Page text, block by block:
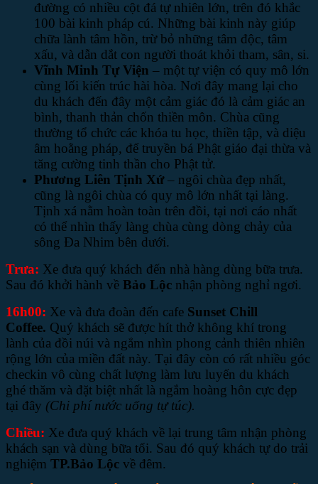
đường có nhiều cột đá tự nhiên lớn, trên đó khắc
100 bài kinh pháp cú. Những bài kinh này giúp
chữa lành tâm hồn, trừ bỏ những tâm độc, tâm
xấu, và dẫn dắt con người thoát khỏi tham, sân, si.
Vĩnh Minh Tự Viện – một tự viện có quy mô lớn
cùng lối kiến trúc hài hòa. Nơi đây mang lại cho
du khách đến đây một cảm giác đó là cảm giác an
bình, thanh thản chốn thiền môn. Chùa cũng
thường tổ chức các khóa tu học, thiền tập, và diệu
âm hoằng pháp, để truyền bá Phật giáo đại thừa và
tăng cường tinh thần cho Phật tử.
Phương Liên Tịnh Xứ– ngôi chùa đẹp nhất,
cũng là ngôi chùa có quy mô lớn nhất tại làng.
Tịnh xá nằm hoàn toàn trên đồi, tại nơi cáo nhất
có thể nhìn thấy làng chùa cùng dòng chảy của
sông Đa Nhim bên dưới.
Trưa: Xe đưa quý khách đến nhà hàng dùng bữa trưa.
Sau đó khởi hành về Bảo Lộc nhận phòng nghỉ ngơi.
16h00: Xe và đưa đoàn đến cafe Sunset Chill
Coffee. Quý khách sẽ được hít thở không khí trong
lành của đồi núi và ngắm nhìn phong cảnh thiên nhiên
rộng lớn của miền đất này. Tại đây còn có rất nhiều góc
checkin vô cùng chất lượng làm lưu luyến du khách
ghé thăm và đặt biệt nhất là ngắm hoàng hôn cực đẹp
tại đây (Chi phí nước uống tự túc).
Chiều: Xe đưa quý khách về lại trung tâm nhận phòng
khách sạn và dùng bữa tối. Sau đó quý khách tự do trải
nghiệm TP.Bảo Lộc về đêm.